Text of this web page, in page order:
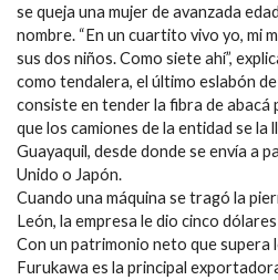
se queja una mujer de avanzada
nombre. “En un cuartito vivo yo, mi
sus dos niños. Como siete ahí”,
como tendalera, el último eslabón
consiste en tender la fibra de abacá
que los camiones de la entidad se la
Guayaquil, desde donde se envía a
Unido o Japón.
Cuando una máquina se tragó la
León, la empresa le dio cinco
Con un patrimonio neto que supera
Furukawa es la principal